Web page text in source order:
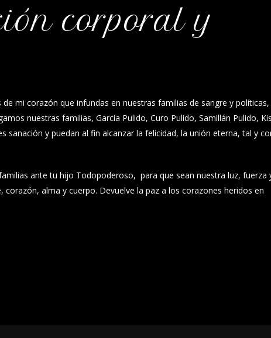
corporal y
mi corazón que infundas en nuestras familias de sangre y políticas,
nuestras familias, García Pulido, Curo Pulido, Samillán Pulido,
sanación y puedan al fin alcanzar la felicidad, la unión eterna, tal y
ante tu hijo Todopoderoso, para que sean nuestra luz, fuerza
alma y cuerpo. Devuelve la paz a los corazones heridos en